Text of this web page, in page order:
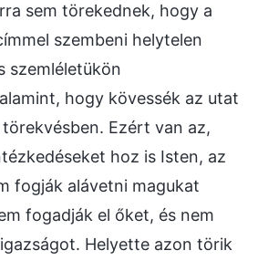
sem törekednek, hogy a
szembeni helytelen
szemléletükön
hogy kövessék az utat
Ezért van az,
hoz is Isten, az
fogják alávetni magukat
fogadják el őket, és nem
Helyette azon törik